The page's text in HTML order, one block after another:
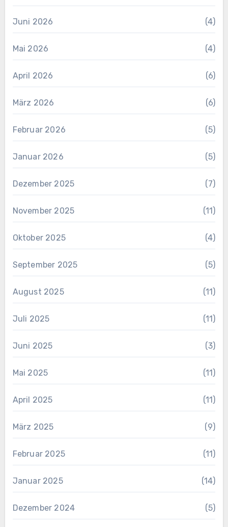
Juni 2026 (4)
Mai 2026 (4)
April 2026 (6)
März 2026 (6)
Februar 2026 (5)
Januar 2026 (5)
Dezember 2025 (7)
November 2025 (11)
Oktober 2025 (4)
September 2025 (5)
August 2025 (11)
Juli 2025 (11)
Juni 2025 (3)
Mai 2025 (11)
April 2025 (11)
März 2025 (9)
Februar 2025 (11)
Januar 2025 (14)
Dezember 2024 (5)